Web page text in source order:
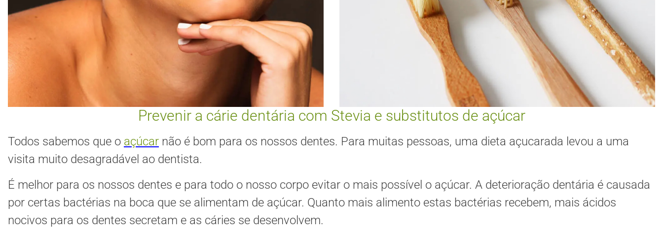
Prevenir a cárie dentária com Stevia e substitutos de açúcar
Todos sabemos que o açúcar não é bom para os nossos dentes. Para muitas pessoas, uma dieta açucarada levou a uma
visita muito desagradável ao dentista.
É melhor para os nossos dentes e para todo o nosso corpo evitar o mais possível o açúcar. A deterioração dentária é causada
por certas bactérias na boca que se alimentam de açúcar. Quanto mais alimento estas bactérias recebem, mais ácidos
nocivos para os dentes secretam e as cáries se desenvolvem.